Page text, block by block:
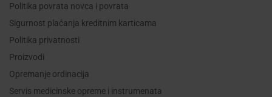
Politika povrata novca i povrata
Sigurnost plaćanja kreditnim karticama
Politika privatnosti
Proizvodi
Opremanje ordinacija
Servis medicinske opreme i instrumenata